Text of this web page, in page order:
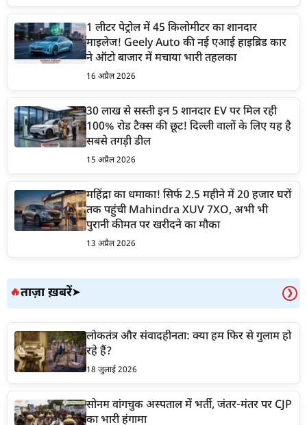
1 लीटर पेट्रोल में 45 किलोमीटर का शानदार
माइलेज! Geely Auto की नई एआई हाइब्रिड कार
ने ऑटो बाजार में मचाया भारी तहलका
16 अप्रैल 2026
30 लाख से सस्ती इन 5 शानदार EV पर मिल रही
100% रोड टैक्स की छूट! दिल्ली वालों के लिए यह है
सबसे तगड़ी डील
15 अप्रैल 2026
महिंद्रा का धमाका! सिर्फ 2.5 महीने में 20 हजार घरों
तक पहुंची Mahindra XUV 7XO, अभी भी
पुरानी कीमत पर खरीदने का मौका
13 अप्रैल 2026
🔥ताज़ा ख़बरें➤ ❯
लोकतंत्र और संवादहीनता: क्या हम फिर से गुलाम हो
रहे हैं?
18 जुलाई 2026
सोनम वांगचुक अस्पताल में भर्ती, जंतर-मंतर पर CJP
का भारी हंगामा